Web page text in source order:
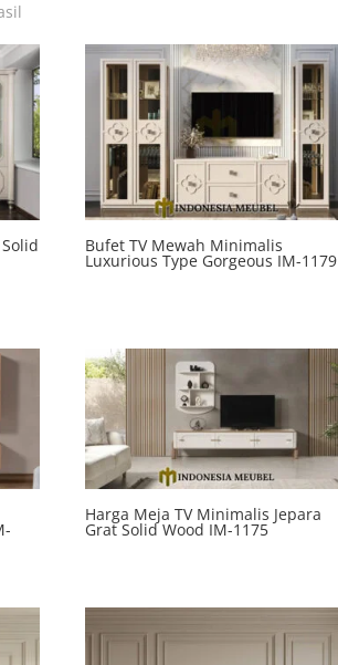
yang
terbaru
Bufet TV Mewah Minimalis
Luxurious Type Gorgeous IM-1179
Harga Meja TV Minimalis Jepara
Grat Solid Wood IM-1175